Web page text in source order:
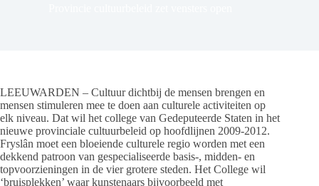
LEEUWARDEN – Cultuur dichtbij de mensen brengen en
mensen stimuleren mee te doen aan culturele activiteiten op
elk niveau. Dat wil het college van Gedeputeerde Staten in het
nieuwe provinciale cultuurbeleid op hoofdlijnen 2009-2012.
Fryslân moet een bloeiende culturele regio worden met een
dekkend patroon van gespecialiseerde basis-, midden- en
topvoorzieningen in de vier grotere steden. Het College wil
‘bruisplekken’ waar kunstenaars bijvoorbeeld met